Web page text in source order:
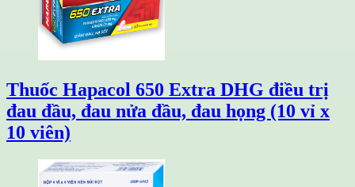
Thuốc Hapacol 650 Extra DHG điều trị
đau đầu, đau nửa đầu, đau họng (10 vỉ x
10 viên)